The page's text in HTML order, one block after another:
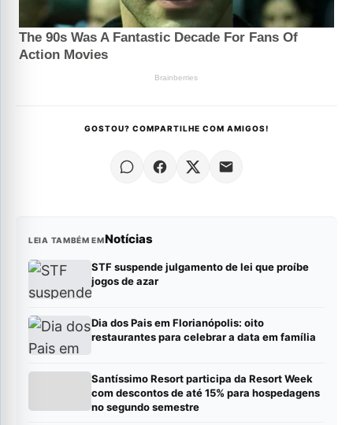
GOSTOU? COMPARTILHE COM AMIGOS!
LEIA TAMBÉM EMNotícias
STF suspende julgamento de lei que proíbe
jogos de azar
Dia dos Pais em Florianópolis: oito
restaurantes para celebrar a data em família
Santíssimo Resort participa da Resort Week
com descontos de até 15% para hospedagens
no segundo semestre